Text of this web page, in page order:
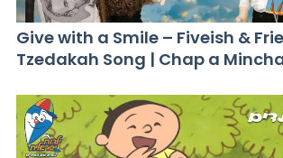
Give with a Smile – Fiveish &
Tzedakah Song | Chap a